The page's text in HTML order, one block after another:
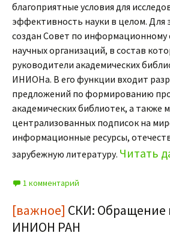
благоприятные условия для
эффективность науки в целом. Для
создан Совет по информационному
научных организаций, в состав
руководители академических
ИНИОНа. В его функции входит
предложений по формированию
академических библиотек, а также
централизованных подписок на
информационные ресурсы,
зарубежную литературу. Читать
1 комментарий
[важное] СКИ: Обращение
ИНИОН РАН